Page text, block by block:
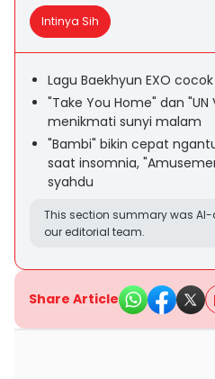
Intinya Sih
Lagu Baekhyun EXO
"Take You Home" dan
menikmati sunyi malam
"Bambi" bikin cepat
saat insomnia,
syahdu
This section summary was
our editorial team.
Share Article